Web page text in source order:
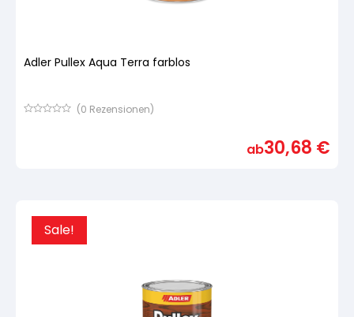
Adler Pullex Aqua Terra farblos
(0 Rezensionen)
ab30,68 €
Sale!